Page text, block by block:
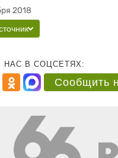
2018
НАС В СОЦСЕТЯХ:
Сообщить